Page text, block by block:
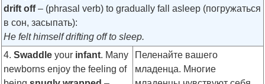
drift off– (phrasal verb) to gradually fall asleep (погружаться
в сон, засыпать):
He felt himself drifting off to sleep.
4. Swaddle your infant. Many
newborns enjoy the feeling of
Пеленайте вашего
младенца. Многие